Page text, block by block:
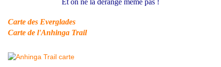
Et on ne la dérange même pas !
Carte des Everglades
Carte de l'Anhinga Trail